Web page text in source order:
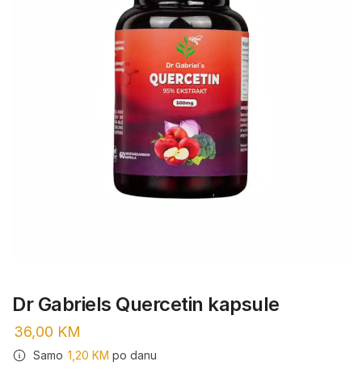
Dr Gabriels Quercetin kapsule
36,00 KM
Samo 1,20 KM po danu